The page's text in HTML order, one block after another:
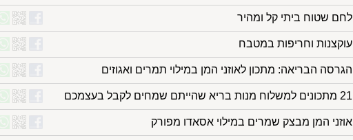
לחם שטוח ביתי קל ומהיר
עוקצנות וחריפות במטבח
הגרסה הבריאה: מתכון לאוזני המן במילוי תמרים ואגוזים
21 מתכונים למשלוח מנות בריא שהייתם שמחים לקבל בעצמכם
אוזני המן מבצק שמרים במילוי אסאדו מפורק